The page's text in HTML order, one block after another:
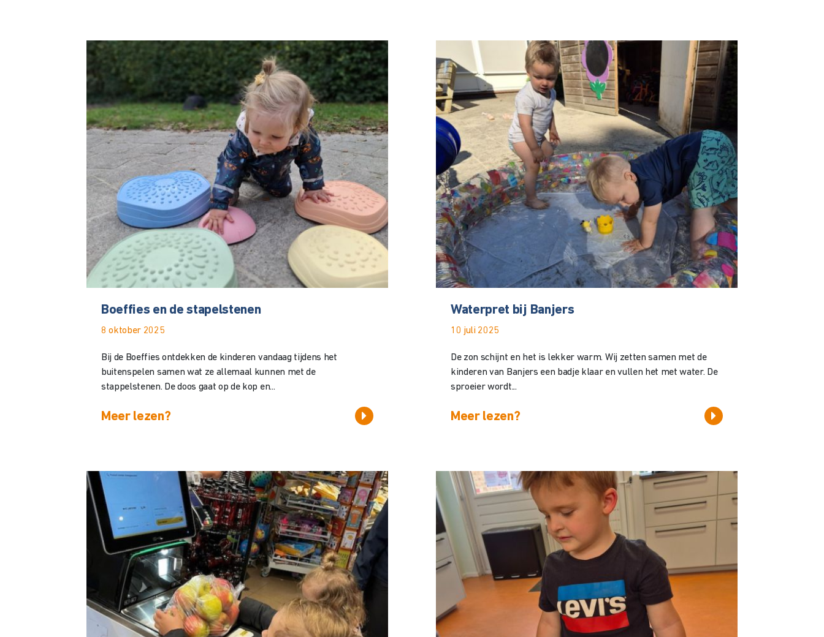
Boeffies en de stapelstenen
8 oktober 2025
Bij de Boeffies ontdekken de kinderen vandaag tijdens het
buitenspelen samen wat ze allemaal kunnen met de
stappelstenen. De doos gaat op de kop en...
Meer lezen?
Waterpret bij Banjers
10 juli 2025
De zon schijnt en het is lekker warm. Wij zetten samen met de
kinderen van Banjers een badje klaar en vullen het met water. De
sproeier wordt...
Meer lezen?